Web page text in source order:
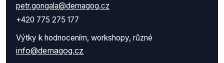
petr.gongala@demagog.cz
+420 775 275 177
Výtky k hodnocením, workshopy, různé
info@demagog.cz